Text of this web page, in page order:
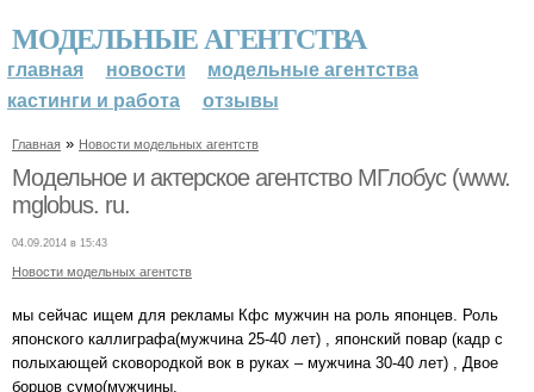
МОДЕЛЬНЫЕ АГЕНТСТВА
главная новости
модельные агентства
кастинги и работа
отзывы
Главная » Новости модельных агентств
Модельное и актерское агентство МГлобус (www.
mglobus. ru.
04.09.2014 в 15:43
Новости модельных агентств
мы сейчас ищем для рекламы Кфс мужчин на роль японцев. Роль
японского каллиграфа(мужчина 25-40 лет) , японский повар (кадр с
полыхающей сковородкой вок в руках – мужчина 30-40 лет) , Двое
борцов сумо(мужчины.